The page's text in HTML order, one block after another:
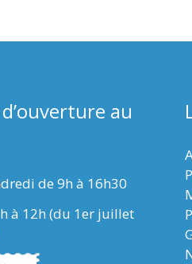
au
de 9h à 16h30
à 12h (du 1er juillet